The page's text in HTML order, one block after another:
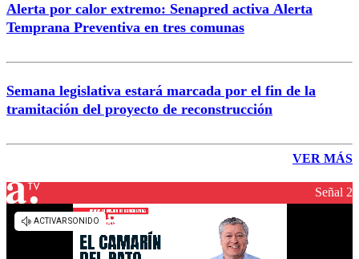
Alerta por calor extremo: Senapred activa Alerta
Temprana Preventiva en tres comunas
Semana legislativa estará marcada por el fin de la
tramitación del proyecto de reconstrucción
VER MÁS
Señal 2